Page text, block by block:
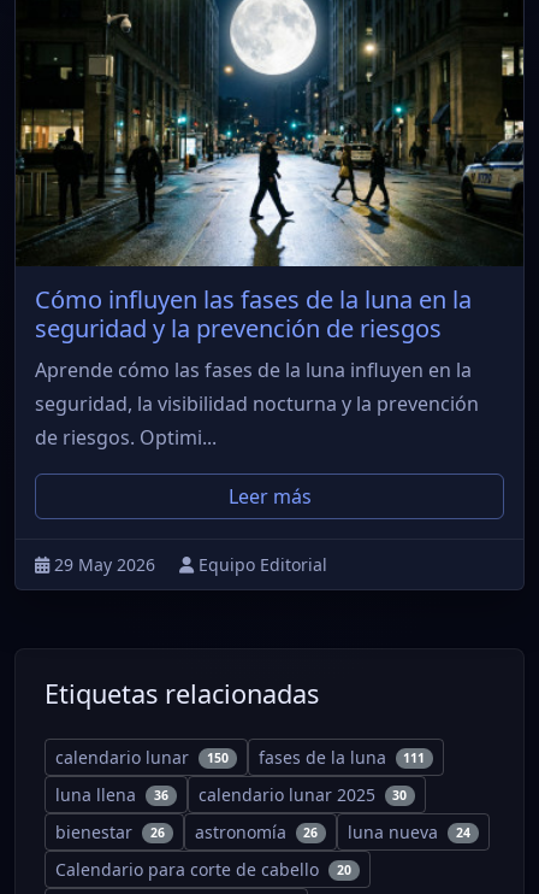
Cómo influyen las fases de la luna en la
seguridad y la prevención de riesgos
Aprende cómo las fases de la luna influyen en la
seguridad, la visibilidad nocturna y la prevención
de riesgos. Optimi...
Leer más
29 May 2026 Equipo Editorial
Etiquetas relacionadas
calendario lunar 150 fases de la luna 111
luna llena 36 calendario lunar 2025 30
bienestar 26 astronomía 26 luna nueva 24
Calendario para corte de cabello 20